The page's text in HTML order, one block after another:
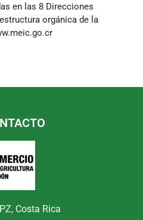
en las 8 Direcciones
orgánica de la
Costa Rica